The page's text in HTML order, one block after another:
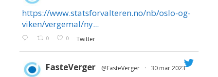
;
https://www.statsforvalteren.no/nb/oslo-og-
viken/vergemal/ny...
0 0 Twitter
FasteVerger @FasteVerger · 30 mar 2023